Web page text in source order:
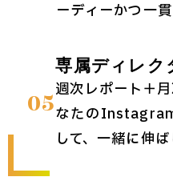
ーディーかつ一
05
専属ディレク
週次レポート＋
なたの
して、一緒に伸ば